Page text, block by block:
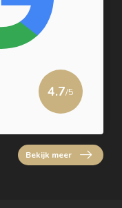
4.7/5
Bekijk meer